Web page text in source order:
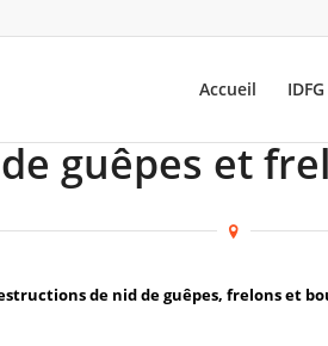
Accueil IDFG
guêpes et
de nid de guêpes, frelons et